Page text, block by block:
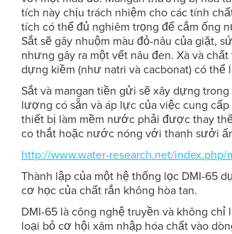
tích này chịu trách nhiệm cho các tính
tích có thể đủ nghiêm trọng để cắm ống
Sắt sẽ gây nhuộm màu đỏ-nâu của giặt,
nhưng gây ra một vết nâu đen. Xà và
dựng kiềm (như natri và cacbonat) có thể
Sắt và mangan tiền gửi sẽ xây dựng
lượng có sẵn và áp lực của việc cung
thiết bị làm mềm nước phải được thay
co thắt hoặc nước nóng với thanh sưởi
http://www.water-research.net/index.php/
Thành lập của một hệ thống lọc DMI-65
cơ học của chất rắn không hòa tan.
DMI-65 là công nghệ truyền và không
loại bỏ cơ hội xâm nhập hóa chất vào